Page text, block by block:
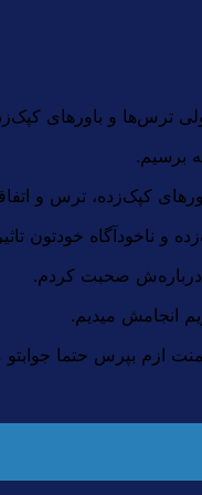
ترس‌ها و باورهای
برسیم.
کپک‌زده، ترس و
صحبت کردم.
انجامش میدیم.
ازم بپرس حتما جوابتو